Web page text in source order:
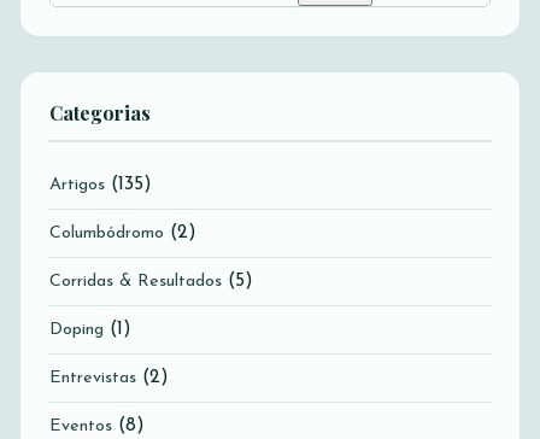
por:
Categorias
Artigos (135)
Columbódromo (2)
Corridas & Resultados (5)
Doping (1)
Entrevistas (2)
Eventos (8)